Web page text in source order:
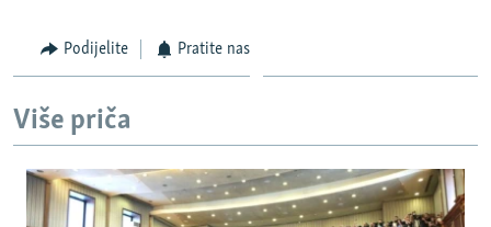
Podijelite Pratite nas
Više priča